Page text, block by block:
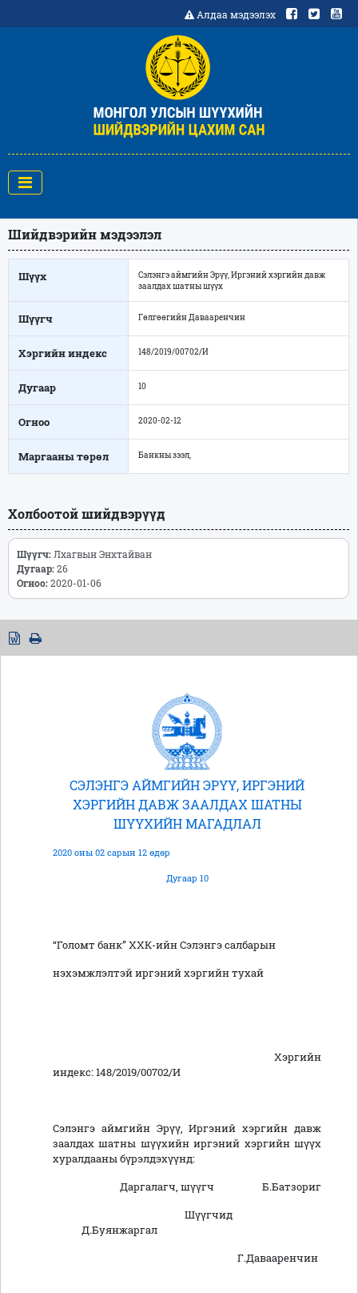
Алдаа мэдээлэх
Шийдвэрийн мэдээлэл
Шүүх
Сэлэнгэ аймгийн Эрүү, Иргэний хэргийн давж
заалдах шатны шүүх
Шүүгч Гөлгөөгийн Давааренчин
Хэргийн индекс 148/2019/00702/И
Дугаар 10
Огноо 2020-02-12
Маргааны төрөл Банкны зээл,
Холбоотой шийдвэрүүд
Шүүгч: Лхагвын Энхтайван
Дугаар:26
Огноо:2020-01-06
СЭЛЭНГЭ АЙМГИЙН ЭРҮҮ, ИРГЭНИЙ
ХЭРГИЙН ДАВЖ ЗААЛДАХ ШАТНЫ
ШҮҮХИЙН МАГАДЛАЛ
2020 оны 02 сарын 12 өдөр
Дугаар 10
“Голомт банк” ХХК-ийн Сэлэнгэ салбарын
нэхэмжлэлтэй иргэний хэргийн тухай
Хэргийн
индекс: 148/2019/00702/И
Сэлэнгэ аймгийн Эрүү, Иргэний хэргийн давж
заалдах шатны шүүхийн иргэний хэргийн шүүх
хуралдааны бүрэлдэхүүнд:
Даргалагч, шүүгч Б.Батзориг
Шүүгчид
Д.Буянжаргал
Г.Давааренчин